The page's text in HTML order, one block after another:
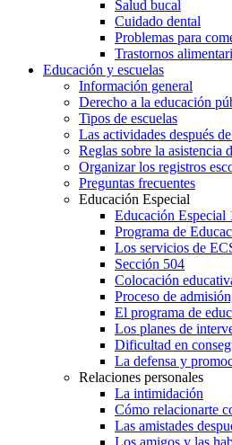
Salud bucal
Cuidado dental
Problemas para
Trastornos
Educación y escuelas
Información general
Derecho a la educación
Tipos de escuelas
Las actividades después
Reglas sobre la asistencia
Organizar los registros
Preguntas frecuentes
Educación Especial
Educación Especial
Programa de
Los servicios de
Sección 504
Colocación
Proceso de
El programa de
Los planes de
Dificultad en
La defensa y
Relaciones personales
La intimidación
Cómo relacionarte
Las amistades
Los amigos y las